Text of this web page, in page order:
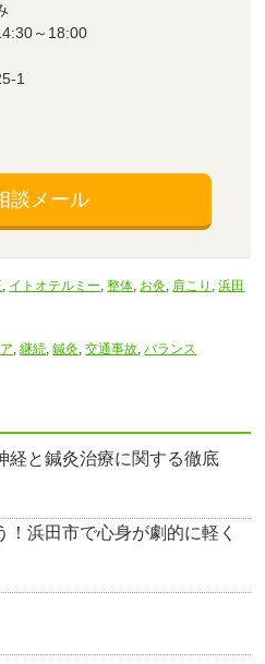
～18:00
1
談メール
, イトオテルミー,整体, お灸, 肩こり ,浜田
,継続,鍼灸,交通事故,バランス
経と鍼灸治療に関する徹底
！浜田市で心身が劇的に軽く